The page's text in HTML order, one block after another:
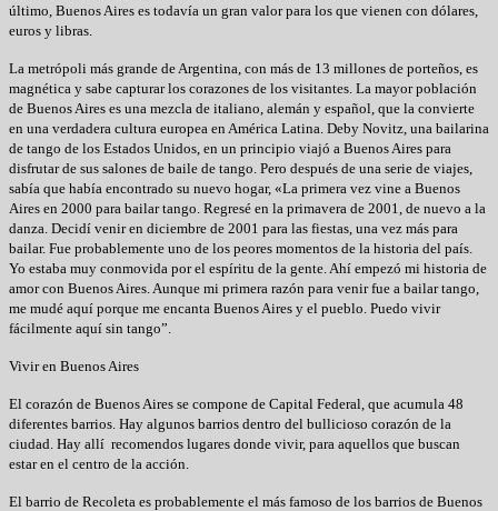
último, Buenos Aires es todavía un gran valor para los que vienen con dólares,
euros y libras.
La metrópoli más grande de Argentina, con más de 13 millones de porteños, es
magnética y sabe capturar los corazones de los visitantes. La mayor población
de Buenos Aires es una mezcla de italiano, alemán y español, que la convierte
en una verdadera cultura europea en América Latina. Deby Novitz, una bailarina
de tango de los Estados Unidos, en un principio viajó a Buenos Aires para
disfrutar de sus salones de baile de tango. Pero después de una serie de viajes,
sabía que había encontrado su nuevo hogar, «La primera vez vine a Buenos
Aires en 2000 para bailar tango. Regresé en la primavera de 2001, de nuevo a la
danza. Decidí venir en diciembre de 2001 para las fiestas, una vez más para
bailar. Fue probablemente uno de los peores momentos de la historia del país.
Yo estaba muy conmovida por el espíritu de la gente. Ahí empezó mi historia de
amor con Buenos Aires. Aunque mi primera razón para venir fue a bailar tango,
me mudé aquí porque me encanta Buenos Aires y el pueblo. Puedo vivir
fácilmente aquí sin tango”.
Vivir en Buenos Aires
El corazón de Buenos Aires se compone de Capital Federal, que acumula 48
diferentes barrios. Hay algunos barrios dentro del bullicioso corazón de la
ciudad. Hay allí recomendos lugares donde vivir, para aquellos que buscan
estar en el centro de la acción.
El barrio de Recoleta es probablemente el más famoso de los barrios de Buenos